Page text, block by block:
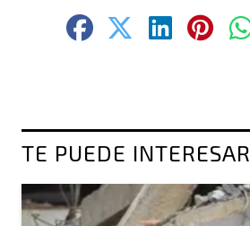
TE PUEDE INTERESAR